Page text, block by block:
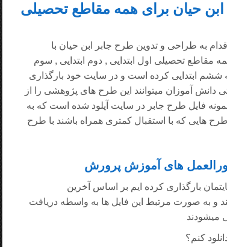
ابن حیان برای همه مقاطع تحصیلی
به طراحی و تدوین طرح جابر ابن حیان با
تحصیلی اول ابتدایی , دوم ابتدایی , سوم
ششم ابتدایی کرده است و در سایت خود بارگذاری
آموزان میتوانند این طرح های پژوهشی را از
ما دانلود کنند . تا کنون بیش از 800 نمونه فایل طرح جابر در سایت آپلود شده است که به
هایی که با استقبال کمتری همراه باشند با طرح
های آموزش پرورش
بارگذاری کرده ایم بر اساس آخرین
و به صورت مرتبط این فایل ها به واسطه دریافت
کنم؟